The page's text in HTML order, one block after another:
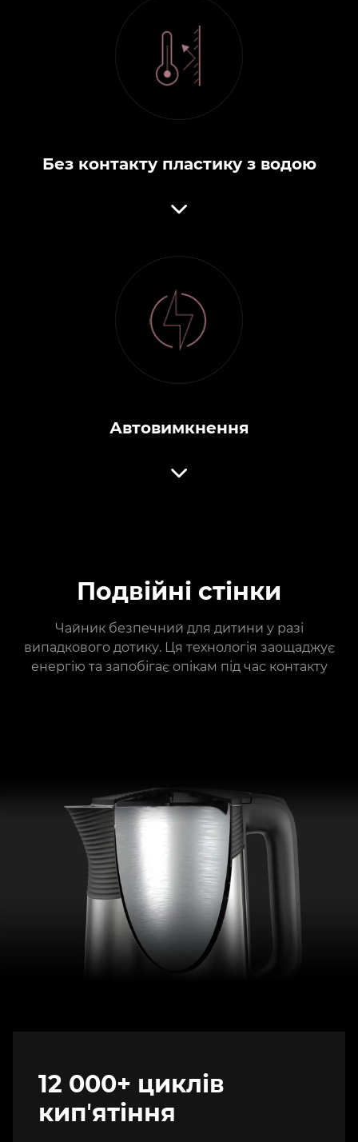
Без контакту пластику з водою
Автовимкнення
Подвійні стінки
Чайник безпечний для дитини у разі
випадкового дотику. Ця технологія заощаджує
енергію та запобігає опікам під час контакту
12 000+ циклів
кипʼятіння